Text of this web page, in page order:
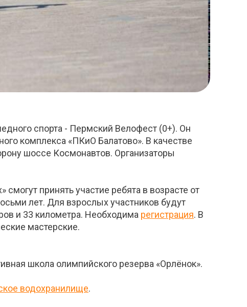
спорта - Пермский Велофест (0+). Он
комплекса «ПКиО Балатово». В качестве
шоссе Космонавтов. Организаторы
принять участие ребята в возрасте от
лет. Для взрослых участников будут
и 33 километра. Необходима регистрация. В
мастерские.
школа олимпийского резерва «Орлёнок».
водохранилище.